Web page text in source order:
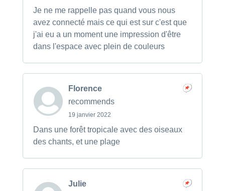
Je ne me rappelle pas quand vous nous
avez connecté mais ce qui est sur c'est que
j'ai eu a un moment une impression d'être
dans l'espace avec plein de couleurs
Florence
recommends
19 janvier 2022
Dans une forêt tropicale avec des oiseaux
des chants, et une plage
Julie